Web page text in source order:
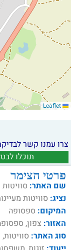
צרו עמנו קשר
תוכלו
פרטי הצימר
שם האתר:
נציג: סוויטות
המיקום: ספסופה
האזור: צפון,
סוג האתר: